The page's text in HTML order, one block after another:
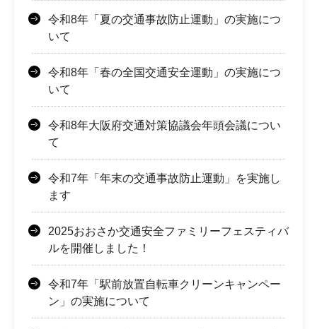
令和8年「夏の交通事故防止運動」の実施につ
いて
令和8年「春の全国交通安全運動」の実施につ
いて
令和8年大阪府交通対策協議会年頭会議につい
て
令和7年「年末の交通事故防止運動」を実施し
ます
2025おおさか交通安全ファミリーフェスティバ
ルを開催しました！
令和7年「駅前放置自転車クリーンキャンペー
ン」の実施について